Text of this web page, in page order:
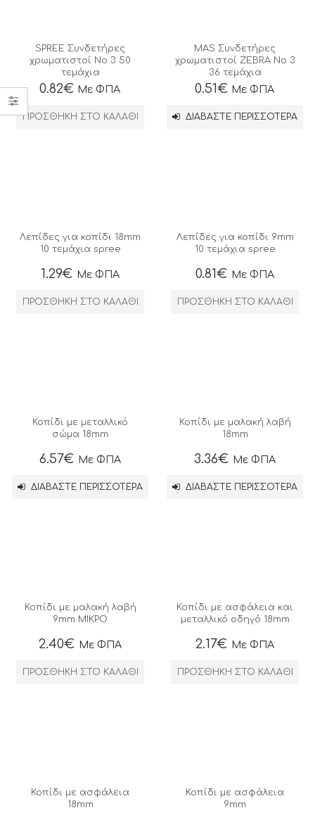
SPREE Συνδετήρες
χρωματιστοί Νο 3 50
τεμάχια
0.82€ Με ΦΠΑ
ΠΡΟΣΘΉΚΗ ΣΤΟ ΚΑΛΆΘΙ
MAS Συνδετήρες
χρωματιστοί ZEBRA Νο 3
36 τεμάχια
0.51€ Με ΦΠΑ
ΔΙΑΒΆΣΤΕ ΠΕΡΙΣΣΌΤΕΡΑ
Λεπίδες για κοπίδι 18mm
10 τεμάχια spree
1.29€ Με ΦΠΑ
ΠΡΟΣΘΉΚΗ ΣΤΟ ΚΑΛΆΘΙ
Λεπίδες για κοπίδι 9mm
10 τεμάχια spree
0.81€ Με ΦΠΑ
ΠΡΟΣΘΉΚΗ ΣΤΟ ΚΑΛΆΘΙ
Κοπίδι με μεταλλικό
σώμα 18mm
6.57€ Με ΦΠΑ
ΔΙΑΒΆΣΤΕ ΠΕΡΙΣΣΌΤΕΡΑ
Κοπίδι με μαλακή λαβή
18mm
3.36€ Με ΦΠΑ
ΔΙΑΒΆΣΤΕ ΠΕΡΙΣΣΌΤΕΡΑ
Κοπίδι με μαλακή λαβή
9mm ΜΙΚΡΟ
2.40€ Με ΦΠΑ
ΠΡΟΣΘΉΚΗ ΣΤΟ ΚΑΛΆΘΙ
Κοπίδι με ασφάλεια και
μεταλλικό οδηγό 18mm
2.17€ Με ΦΠΑ
ΠΡΟΣΘΉΚΗ ΣΤΟ ΚΑΛΆΘΙ
Κοπίδι με ασφάλεια
18mm
Κοπίδι με ασφάλεια
9mm